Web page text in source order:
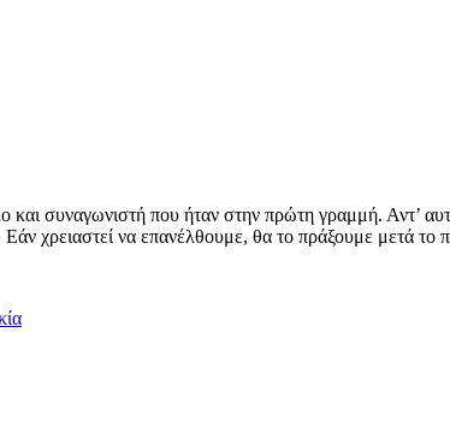
συναγωνιστή που ήταν στην πρώτη γραμμή. Αντ’
χρειαστεί να επανέλθουμε, θα το πράξουμε μετά το